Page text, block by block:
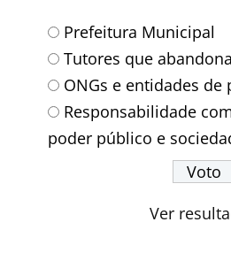
Prefeitura Municipal
Tutores que
ONGs e entidades de
Responsabilidade
poder público e
Ver